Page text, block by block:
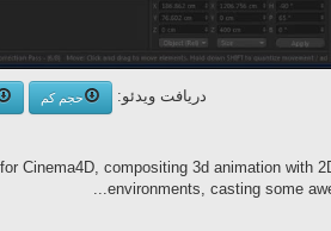
دریافت ویدئو: حجم کم
Cinema4D, compositing 3d animation with
environments, casting some